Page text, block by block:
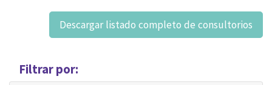
Descargar listado completo de consultorios
Filtrar por: